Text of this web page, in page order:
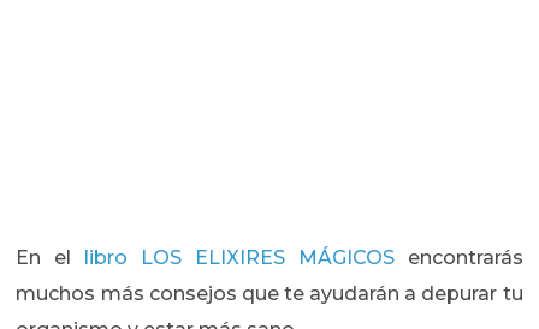
En el libro LOS ELIXIRES MÁGICOSencontrarás
muchos más consejos que te ayudarán a depurar tu